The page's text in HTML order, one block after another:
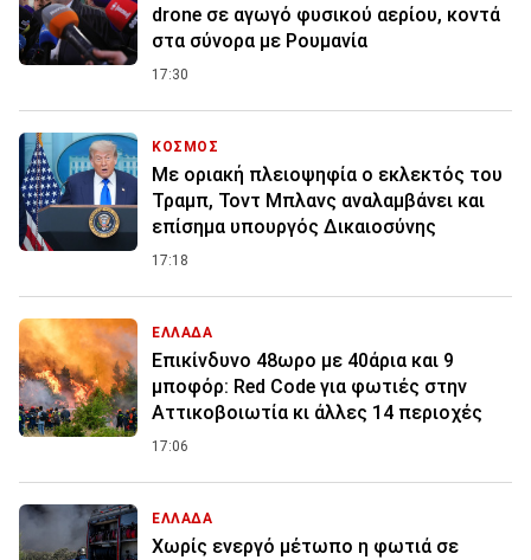
drone σε αγωγό φυσικού αερίου, κοντά
στα σύνορα με Ρουμανία
17:30
ΚΟΣΜΟΣ
Με οριακή πλειοψηφία ο εκλεκτός του
Τραμπ, Τοντ Μπλανς αναλαμβάνει και
επίσημα υπουργός Δικαιοσύνης
17:18
ΕΛΛΑΔΑ
Επικίνδυνο 48ωρο με 40άρια και 9
μποφόρ: Red Code για φωτιές στην
Αττικοβοιωτία κι άλλες 14 περιοχές
17:06
ΕΛΛΑΔΑ
Χωρίς ενεργό μέτωπο η φωτιά σε